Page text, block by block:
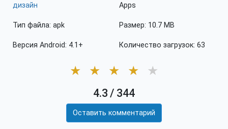
дизайн
Тип файла: apk
Версия Android: 4.1+
Apps
Размер: 10.7 MB
Количество загрузок: 63
★ ★ ★ ★ ★
4.3 / 344
Оставить комментарий